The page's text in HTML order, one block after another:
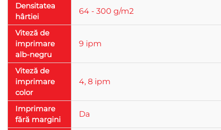
Densitatea
hârtiei
64 - 300 g/m2
Viteză de
imprimare
alb-negru
9 ipm
Viteză de
imprimare
color
4, 8 ipm
Imprimare
fără margini
Da